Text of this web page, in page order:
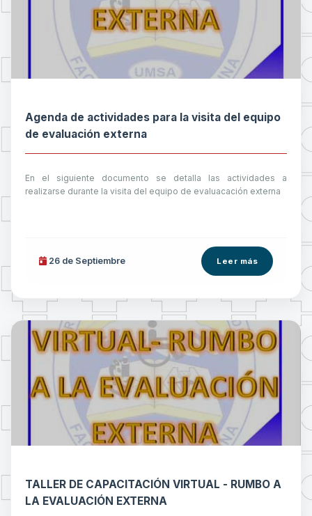
Agenda de actividades para la visita del equipo
de evaluación externa
En el siguiente documento se detalla las actividades a
realizarse durante la visita del equipo de evaluacación externa
26 de Septiembre Leer más
TALLER DE CAPACITACIÓN VIRTUAL - RUMBO A
LA EVALUACIÓN EXTERNA